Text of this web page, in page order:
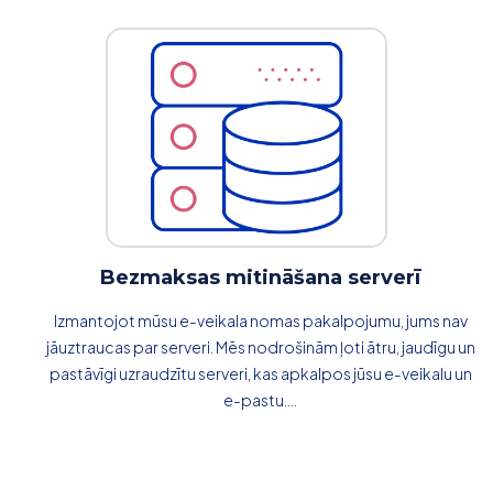
Bezmaksas mitināšana serverī
Izmantojot mūsu e-veikala nomas pakalpojumu, jums nav
jāuztraucas par serveri. Mēs nodrošinām ļoti ātru, jaudīgu un
pastāvīgi uzraudzītu serveri, kas apkalpos jūsu e-veikalu un
e-pastu....